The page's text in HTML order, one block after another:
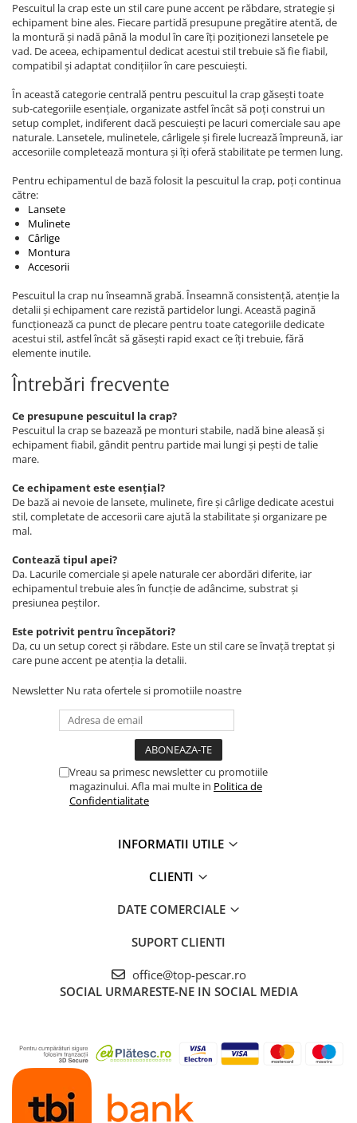
Pescuitul la crap este un stil care pune accent pe răbdare, strategie și
echipament bine ales. Fiecare partidă presupune pregătire atentă, de
la montură și nadă până la modul în care îți poziționezi lansetele pe
vad. De aceea, echipamentul dedicat acestui stil trebuie să fie fiabil,
compatibil și adaptat condițiilor în care pescuiești.
În această categorie centrală pentru pescuitul la crap găsești toate
sub-categoriile esențiale, organizate astfel încât să poți construi un
setup complet, indiferent dacă pescuiești pe lacuri comerciale sau ape
naturale. Lansetele, mulinetele, cârligele și firele lucrează împreună, iar
accesoriile completează montura și îți oferă stabilitate pe termen lung.
Pentru echipamentul de bază folosit la pescuitul la crap, poți continua
către:
Lansete
Mulinete
Cârlige
Montura
Accesorii
Pescuitul la crap nu înseamnă grabă. Înseamnă consistență, atenție la
detalii și echipament care rezistă partidelor lungi. Această pagină
funcționează ca punct de plecare pentru toate categoriile dedicate
acestui stil, astfel încât să găsești rapid exact ce îți trebuie, fără
elemente inutile.
Întrebări frecvente
Ce presupune pescuitul la crap?
Pescuitul la crap se bazează pe monturi stabile, nadă bine aleasă și
echipament fiabil, gândit pentru partide mai lungi și pești de talie
mare.
Ce echipament este esențial?
De bază ai nevoie de lansete, mulinete, fire și cârlige dedicate acestui
stil, completate de accesorii care ajută la stabilitate și organizare pe
mal.
Contează tipul apei?
Da. Lacurile comerciale și apele naturale cer abordări diferite, iar
echipamentul trebuie ales în funcție de adâncime, substrat și
presiunea peștilor.
Este potrivit pentru începători?
Da, cu un setup corect și răbdare. Este un stil care se învață treptat și
care pune accent pe atenția la detalii.
Newsletter Nu rata ofertele si promotiile noastre
Vreau sa primesc newsletter cu promotiile
magazinului. Afla mai multe in Politica de
Confidentialitate
INFORMATII UTILE
CLIENTI
DATE COMERCIALE
SUPORT CLIENTI
office@top-pescar.ro
SOCIAL URMARESTE-NE IN SOCIAL MEDIA